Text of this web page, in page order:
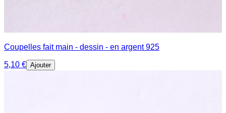
Coupelles fait main - dessin - en argent 925
5,10 € Ajouter